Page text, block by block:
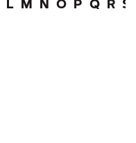
L M N O P Q R S